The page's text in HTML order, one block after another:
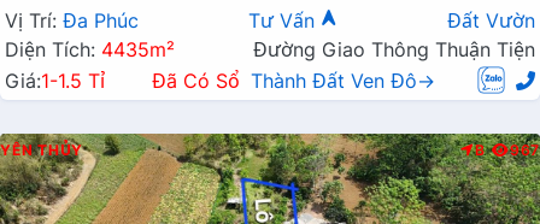
Vường Giá Đầu Tư
Vị Trí: Đa Phúc Tư Vấn
Đất Vườn
Diện Tích: 4435m²
Đường Giao Thông Thuận Tiện
Giá:1-1.5 Tỉ Đã Có Sổ Thành Đất Ven Đô→
YÊN THỦY B 967